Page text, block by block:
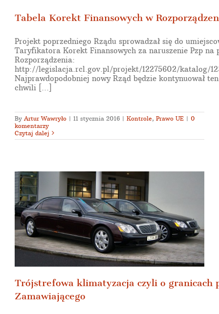
Tabela Korekt Finansowych w
Projekt poprzedniego Rządu sprowadzał się do
Taryfikatora Korekt Finansowych za naruszenie Pzp na
Rozporządzenia:
http://legislacja.rcl.gov.pl/projekt/12275602/katalog/
Najprawdopodobniej nowy Rząd będzie kontynuował
chwili [...]
By Artur Wawryło | 11 stycznia 2016 | Kontrole, Prawo UE | 0
komentarzy
Czytaj dalej
Trójstrefowa klimatyzacja czyli o granicach
Zamawiającego